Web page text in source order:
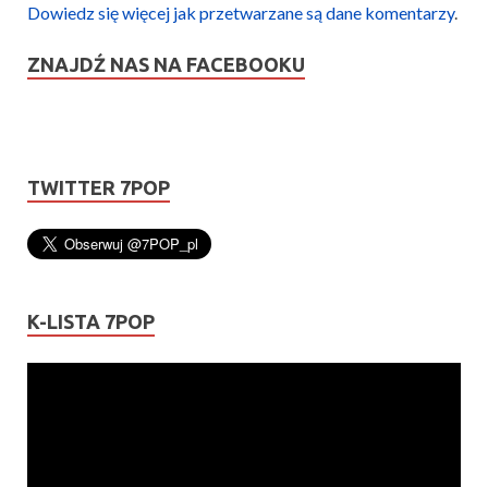
Dowiedz się więcej jak przetwarzane są dane komentarzy.
ZNAJDŹ NAS NA FACEBOOKU
TWITTER 7POP
K-LISTA 7POP